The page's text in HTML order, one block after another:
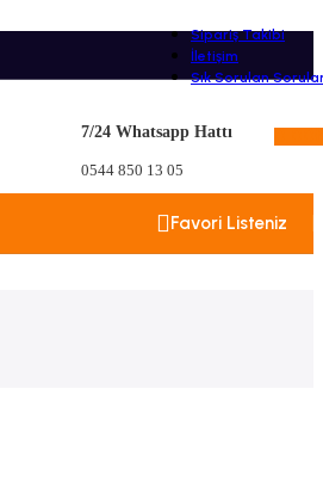
Sipariş Takibi
İletişim
Sık Sorulan
7/24 Whatsapp Hattı
0544 850 13 05
Favori Listeniz